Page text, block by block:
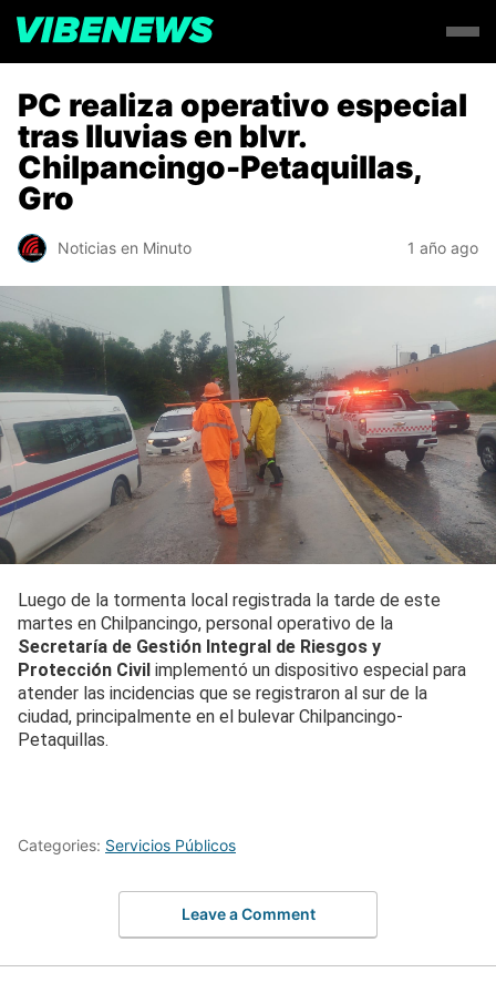
PC realiza operativo especial
tras lluvias en blvr.
Chilpancingo-Petaquillas,
Gro
Noticias en Minuto 1 año ago
Luego de la tormenta local registrada la tarde de este
martes en Chilpancingo, personal operativo de la
Secretaría de Gestión Integral de Riesgos y
Protección Civil implementó un dispositivo especial para
atender las incidencias que se registraron al sur de la
ciudad, principalmente en el bulevar Chilpancingo-
Petaquillas.
Categories: Servicios Públicos
Leave a Comment